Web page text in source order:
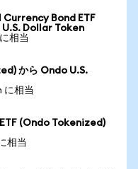
Currency Bond ETF
Dollar Token
相当
から Ondo U.S.
に相当
(Ondo Tokenized)
相当